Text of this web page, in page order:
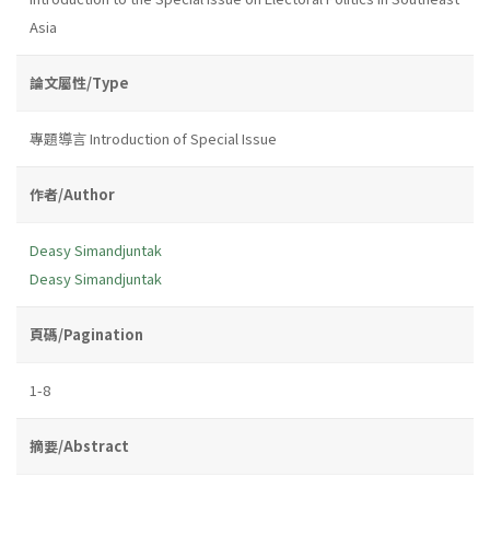
Asia
論文屬性/Type
專題導言 Introduction of Special Issue
作者/Author
Deasy Simandjuntak
Deasy Simandjuntak
頁碼/Pagination
1-8
摘要/Abstract